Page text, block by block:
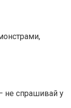
не спрашивай у